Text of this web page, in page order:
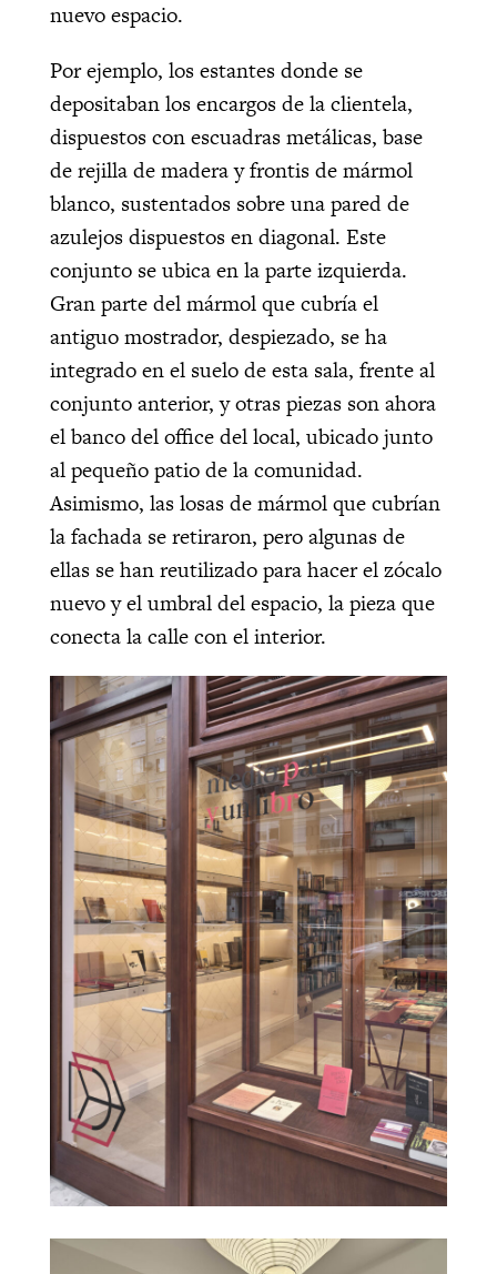
nuevo espacio.
Por ejemplo, los estantes donde se
depositaban los encargos de la clientela,
dispuestos con escuadras metálicas, base
de rejilla de madera y frontis de mármol
blanco, sustentados sobre una pared de
azulejos dispuestos en diagonal. Este
conjunto se ubica en la parte izquierda.
Gran parte del mármol que cubría el
antiguo mostrador, despiezado, se ha
integrado en el suelo de esta sala, frente al
conjunto anterior, y otras piezas son ahora
el banco del office del local, ubicado junto
al pequeño patio de la comunidad.
Asimismo, las losas de mármol que cubrían
la fachada se retiraron, pero algunas de
ellas se han reutilizado para hacer el zócalo
nuevo y el umbral del espacio, la pieza que
conecta la calle con el interior.